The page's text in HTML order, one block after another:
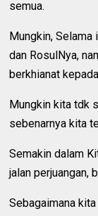
semua.
Mungkin,
dan RosulNya,
berkhianat
Mungkin kita tdk
sebenarnya kita
Semakin dalam
jalan perjuangan,
Sebagaimana